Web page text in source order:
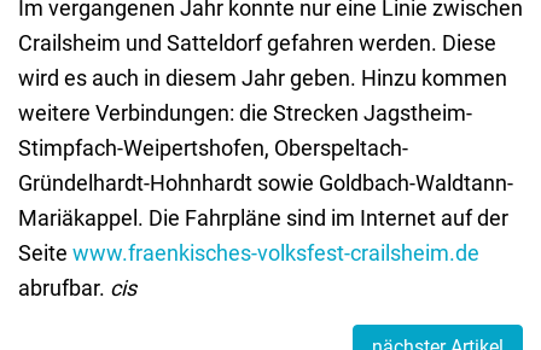
Im vergangenen Jahr konnte nur eine Linie zwischen
Crailsheim und Satteldorf gefahren werden. Diese
wird es auch in diesem Jahr geben. Hinzu kommen
weitere Verbindungen: die Strecken Jagstheim-
Stimpfach-Weipertshofen, Oberspeltach-
Gründelhardt-Hohnhardt sowie Goldbach-Waldtann-
Mariäkappel. Die Fahrpläne sind im Internet auf der
Seite www.fraenkisches-volksfest-crailsheim.de
abrufbar. cis